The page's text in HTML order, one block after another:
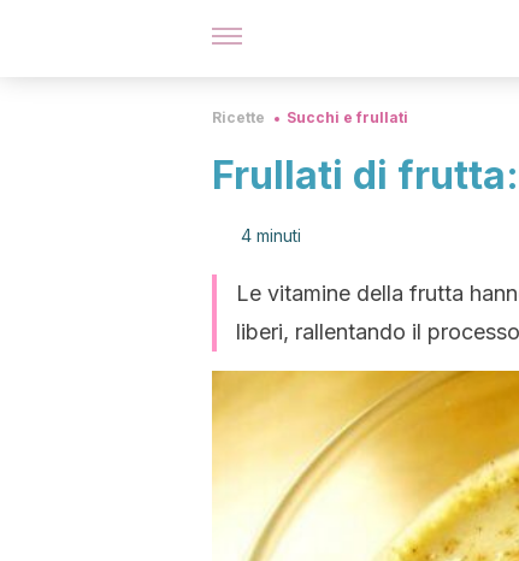
Ricette Succhi e frullati
Frullati di
4 minuti
Le vitamine della frutta
liberi, rallentando il